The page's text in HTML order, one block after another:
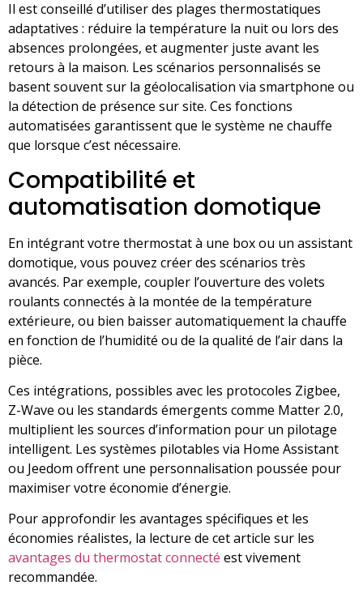
Il est conseillé d’utiliser des plages thermostatiques
adaptatives : réduire la température la nuit ou lors des
absences prolongées, et augmenter juste avant les
retours à la maison. Les scénarios personnalisés se
basent souvent sur la géolocalisation via smartphone ou
la détection de présence sur site. Ces fonctions
automatisées garantissent que le système ne chauffe
que lorsque c’est nécessaire.
Compatibilité et
automatisation domotique
En intégrant votre thermostat à une box ou un assistant
domotique, vous pouvez créer des scénarios très
avancés. Par exemple, coupler l’ouverture des volets
roulants connectés à la montée de la température
extérieure, ou bien baisser automatiquement la chauffe
en fonction de l’humidité ou de la qualité de l’air dans la
pièce.
Ces intégrations, possibles avec les protocoles Zigbee,
Z-Wave ou les standards émergents comme Matter 2.0,
multiplient les sources d’information pour un pilotage
intelligent. Les systèmes pilotables via Home Assistant
ou Jeedom offrent une personnalisation poussée pour
maximiser votre économie d’énergie.
Pour approfondir les avantages spécifiques et les
économies réalistes, la lecture de cet article sur les
avantages du thermostat connecté est vivement
recommandée.